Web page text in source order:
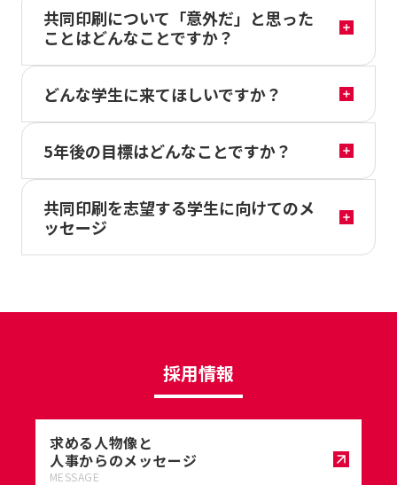
共同印刷について「意外だ」と思った
ことはどんなことですか？
どんな学生に来てほしいですか？
5年後の目標はどんなことですか？
共同印刷を志望する学生に向けてのメ
ッセージ
採用情報
求める人物像と
人事からのメッセージ
MESSAGE